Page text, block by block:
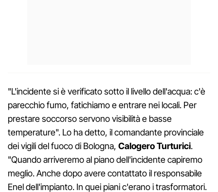
"L'incidente si è verificato sotto il livello dell'acqua: c'è
parecchio fumo, fatichiamo e entrare nei locali. Per
prestare soccorso servono visibilità e basse
temperature". Lo ha detto, il comandante provinciale
dei vigili del fuoco di Bologna, Calogero Turturici.
"Quando arriveremo al piano dell'incidente capiremo
meglio. Anche dopo avere contattato il responsabile
Enel dell'impianto. In quei piani c'erano i trasformatori.